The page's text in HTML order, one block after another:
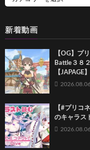
新着動画
【OG】プ
Battle３８
【JAPAGE】
【#プリコ
のキャラス